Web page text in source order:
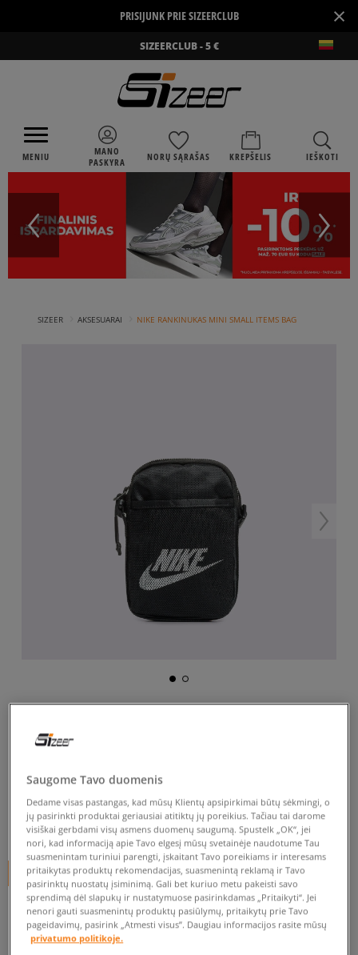
PRISIJUNK PRIE SIZEERCLUB ×
SIZEERCLUB - 5 €
MENIU
MANO
PASKYRA
NORŲ SĄRAŠAS KREPŠELIS IEŠKOTI
SIZEER AKSESUARAI NIKE RANKINUKAS MINI SMALL ITEMS BAG
SMALL ITEMS BAG
25€
+ 25 tšk. SizeerClub
SPALVA JUODA
Saugome Tavo duomenis
Dedame visas pastangas, kad mūsų Klientų apsipirkimai būtų sėkmingi, o
jų pasirinkti produktai geriausiai atitiktų jų poreikius. Tačiau tai darome
visiškai gerbdami visų asmens duomenų saugumą. Spustelk „OK“, jei
nori, kad informaciją apie Tavo elgesį mūsų svetainėje naudotume Tau
suasmenintam turiniui parengti, įskaitant Tavo poreikiams ir interesams
pritaikytas produktų rekomendacijas, suasmenintą reklamą ir Tavo
pasirinktų nuostatų įsiminimą. Gali bet kuriuo metu pakeisti savo
sprendimą dėl slapukų ir nustatymuose pasirinkdamas „Pritaikyti“. Jei
nenori gauti suasmenintų produktų pasiūlymų, pritaikytų prie Tavo
pageidavimų, pasirink „Atmesti visus”. Daugiau informacijos rasite mūsų
privatumo politikoje.